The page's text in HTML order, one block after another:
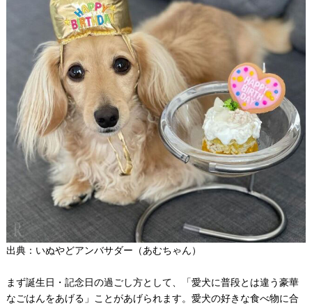
出典：いぬやどアンバサダー（あむちゃん）
まず誕生日・記念日の過ごし方として、「愛犬に普段とは違う豪華
なごはんをあげる」ことがあげられます。愛犬の好きな食べ物に合